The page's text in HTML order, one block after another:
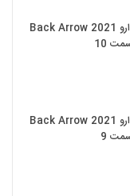
انیمیشن بک ارو Back Arrow 2021
انیمیشن بک ارو Back Arrow 2021